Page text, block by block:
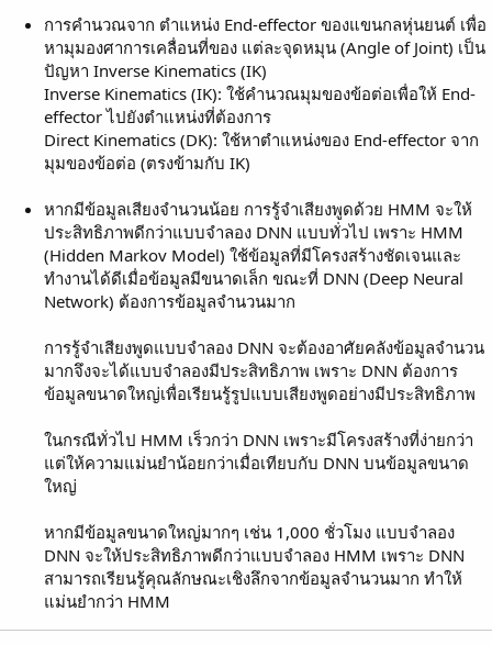
การคำนวณจาก ตำแหน่ง End-effector ของแขนกลหุ่นยนต์ เพื่อ
หามุมองศาการเคลื่อนที่ของ แต่ละจุดหมุน (Angle of Joint) เป็น
ปัญหา Inverse Kinematics (IK)
Inverse Kinematics (IK): ใช้คำนวณมุมของข้อต่อเพื่อให้ End-
effector ไปยังตำแหน่งที่ต้องการ
Direct Kinematics (DK): ใช้หาตำแหน่งของ End-effector จาก
มุมของข้อต่อ (ตรงข้ามกับ IK)
หากมีข้อมูลเสียงจำนวนน้อย การรู้จำเสียงพูดด้วย HMM จะให้
ประสิทธิภาพดีกว่าแบบจำลอง DNN แบบทั่วไป เพราะ HMM
(Hidden Markov Model) ใช้ข้อมูลที่มีโครงสร้างชัดเจนและ
ทำงานได้ดีเมื่อข้อมูลมีขนาดเล็ก ขณะที่ DNN (Deep Neural
Network) ต้องการข้อมูลจำนวนมาก
การรู้จำเสียงพูดแบบจำลอง DNN จะต้องอาศัยคลังข้อมูลจำนวน
มากจึงจะได้แบบจำลองมีประสิทธิภาพ เพราะ DNN ต้องการ
ข้อมูลขนาดใหญ่เพื่อเรียนรู้รูปแบบเสียงพูดอย่างมีประสิทธิภาพ
ในกรณีทั่วไป HMM เร็วกว่า DNN เพราะมีโครงสร้างที่ง่ายกว่า
แต่ให้ความแม่นยำน้อยกว่าเมื่อเทียบกับ DNN บนข้อมูลขนาด
ใหญ่
หากมีข้อมูลขนาดใหญ่มากๆ เช่น 1,000 ชั่วโมง แบบจำลอง
DNN จะให้ประสิทธิภาพดีกว่าแบบจำลอง HMM เพราะ DNN
สามารถเรียนรู้คุณลักษณะเชิงลึกจากข้อมูลจำนวนมาก ทำให้
แม่นยำกว่า HMM